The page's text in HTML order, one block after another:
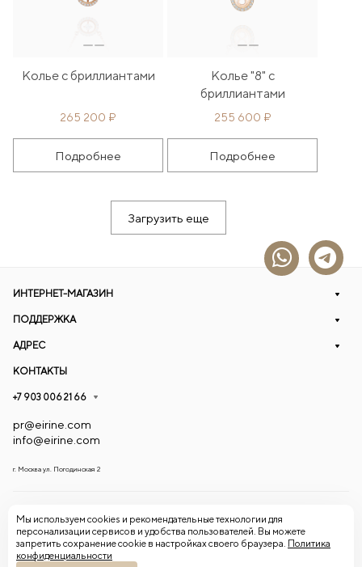
265 200 ₽
Колье с бриллиантами
Подробнее
255 600 ₽
Колье "8" с
бриллиантами
Подробнее
Загрузить еще
ИНТЕРНЕТ-МАГАЗИН
ПОДДЕРЖКА
АДРЕС
КОНТАКТЫ
+7 903 006 21 66
pr@eirine.com
info@eirine.com
г. Москва ул. Погодинская 2
© 2026 Eirine
Конфиденциальность
Оферта
Мы используем cookies и рекомендательные технологии для
персонализации сервисов и удобства пользователей. Вы можете
запретить сохранение cookie в настройках своего браузера. Политика
конфиденциальности